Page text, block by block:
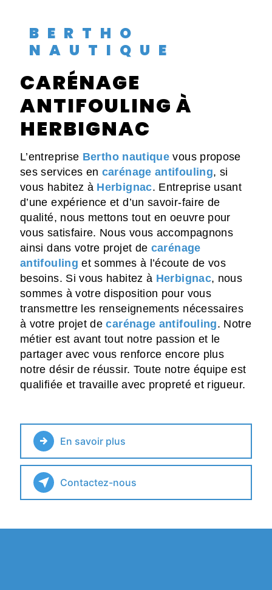
BERTHO
NAUTIQUE
CARÉNAGE
ANTIFOULING À
HERBIGNAC
L’entreprise Bertho nautique vous propose
ses services en carénage antifouling, si
vous habitez à Herbignac. Entreprise usant
d’une expérience et d’un savoir-faire de
qualité, nous mettons tout en oeuvre pour
vous satisfaire. Nous vous accompagnons
ainsi dans votre projet de carénage
antifouling et sommes à l’écoute de vos
besoins. Si vous habitez à Herbignac, nous
sommes à votre disposition pour vous
transmettre les renseignements nécessaires
à votre projet decarénage antifouling. Notre
métier est avant tout notre passion et le
partager avec vous renforce encore plus
notre désir de réussir. Toute notre équipe est
qualifiée et travaille avec propreté et rigueur.
En savoir plus
Contactez-nous